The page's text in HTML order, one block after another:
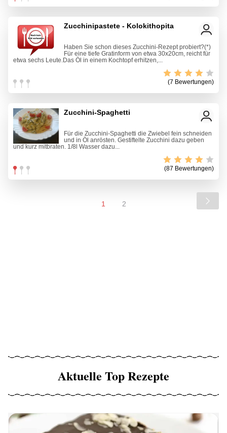
Zucchinipastete - Kolokithopita
Haben Sie schon dieses Zucchini-Rezept probiert?(*)
Für eine tiefe Gratinform von etwa 30x20cm, reicht für
etwa sechs Leute.Das Öl in einem Kochtopf erhitzen,...
(7 Bewertungen)
Zucchini-Spaghetti
Für die Zucchini-Spaghetti die Zwiebel fein schneiden
und in Öl anrösten. Gestiftelte Zucchini dazu geben
und kurz mitbraten. 1/8l Wasser dazu...
(87 Bewertungen)
1 2
Aktuelle Top Rezepte